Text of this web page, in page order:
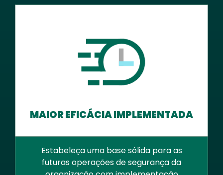
MAIOR EFICÁCIA IMPLEMENTADA
Estabeleça uma base sólida para as
futuras operações de segurança da